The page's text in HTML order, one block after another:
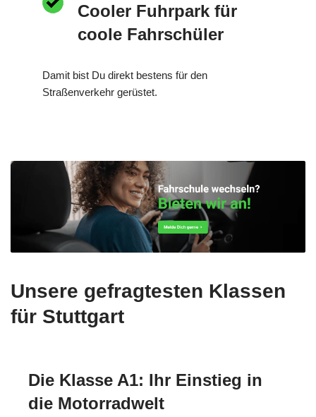
Cooler Fuhrpark für
coole Fahrschüler
Damit bist Du direkt bestens für den
Straßenverkehr gerüstet.
Unsere gefragtesten Klassen
für Stuttgart
Die Klasse A1: Ihr Einstieg in
die Motorradwelt